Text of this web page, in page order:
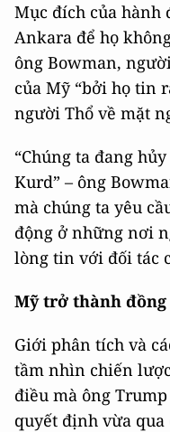
Mục đích của hành
Ankara để họ
ông Bowman,
của Mỹ “bởi họ tin
người Thổ về mặt
“Chúng ta đang
Kurd” – ông
mà chúng ta yêu
động ở những nơi
lòng tin với đối tác
Mỹ trở thành
Giới phân tích và
tầm nhìn chiến
điều mà ông
quyết định vừa